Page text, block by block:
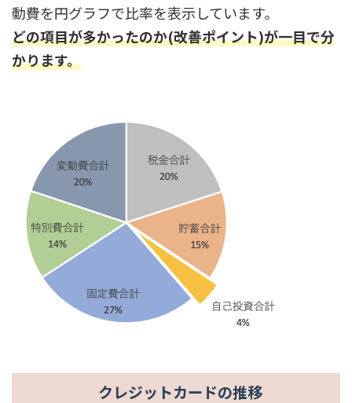
動費を円グラフで比率を表示しています。
どの項目が多かったのか(改善ポイント)が一目で分
かります。
クレジットカードの推移